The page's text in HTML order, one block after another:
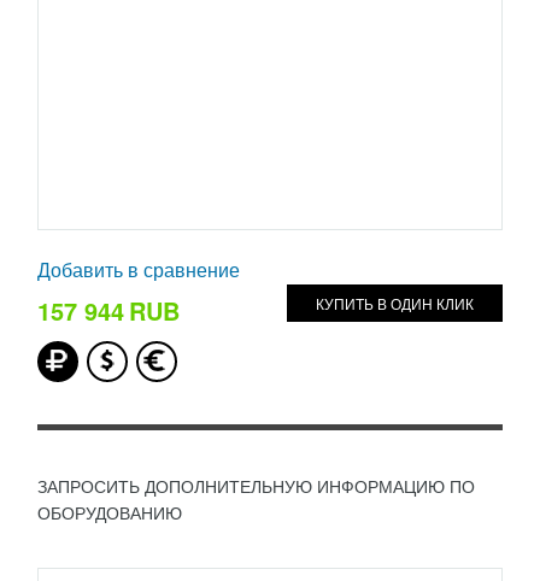
Добавить в сравнение
157 944RUB КУПИТЬ В ОДИН КЛИК
ЗАПРОСИТЬ ДОПОЛНИТЕЛЬНУЮ ИНФОРМАЦИЮ ПО
ОБОРУДОВАНИЮ